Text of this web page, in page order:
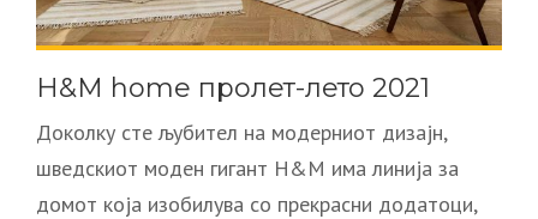
H&M home пролет-лето 2021
Доколку сте љубител на модерниот дизајн,
шведскиот моден гигант H&M има линија за
домот која изобилува со прекрасни додатоци,